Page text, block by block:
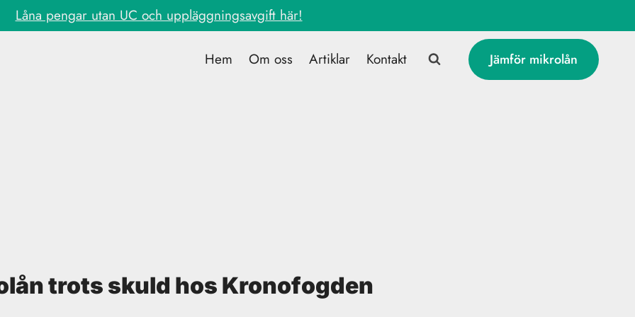
Låna pengar utan UC och uppläggningsavgift här!
Hem Om oss Artiklar Kontakt Jämför mikrolån
trots skuld hos Kronofogden